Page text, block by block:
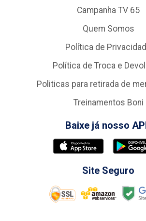
Campanha TV 65
Quem Somos
Política de
Política de Troca e
Politicas para retirada de
Treinamentos Boni
Baixe já nosso
Site Seguro